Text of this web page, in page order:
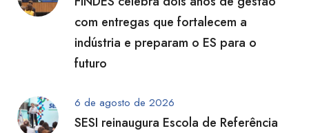
com entregas que fortalecem a
indústria e preparam o ES para o
futuro
6 de agosto de 2026
SESI reinaugura Escola de Referência